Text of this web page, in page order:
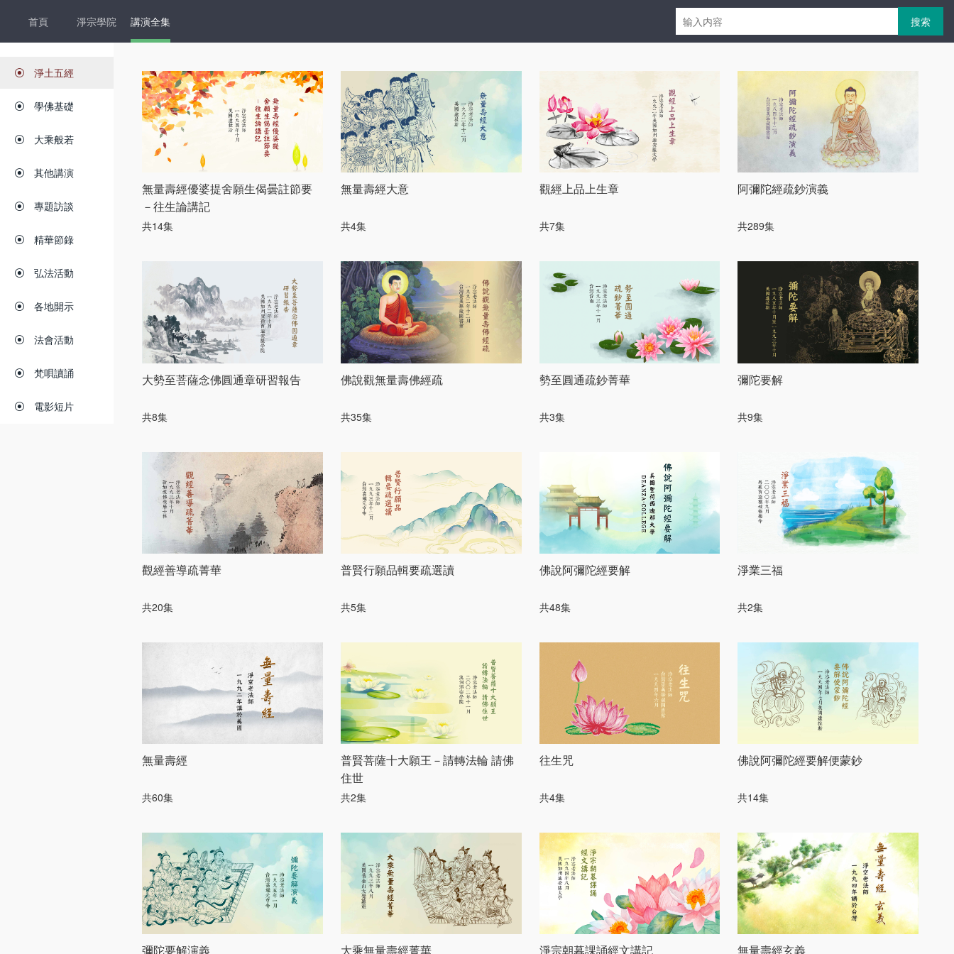
首頁 淨宗學院 講演全集 搜索
淨土五經
學佛基礎
大乘般若
其他講演
專題訪談
精華節錄
弘法活動
各地開示
法會活動
梵唄讀誦
電影短片
無量壽經優婆提舍願生偈曇註節要
－往生論講記
共14集
無量壽經大意
共4集
觀經上品上生章
共7集
阿彌陀經疏鈔演義
共289集
大勢至菩薩念佛圓通章研習報告
共8集
佛說觀無量壽佛經疏
共35集
勢至圓通疏鈔菁華
共3集
彌陀要解
共9集
觀經善導疏菁華
共20集
普賢行願品輯要疏選讀
共5集
佛說阿彌陀經要解
共48集
淨業三福
共2集
無量壽經
共60集
普賢菩薩十大願王－請轉法輪 請佛
住世
共2集
往生咒
共4集
佛說阿彌陀經要解便蒙鈔
共14集
彌陀要解演義 大乘無量壽經菁華 淨宗朝暮課誦經文講記 無量壽經玄義